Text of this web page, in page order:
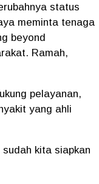
status
meminta tenaga
beyond
Ramah,
pelayanan,
yang ahli
kita siapkan